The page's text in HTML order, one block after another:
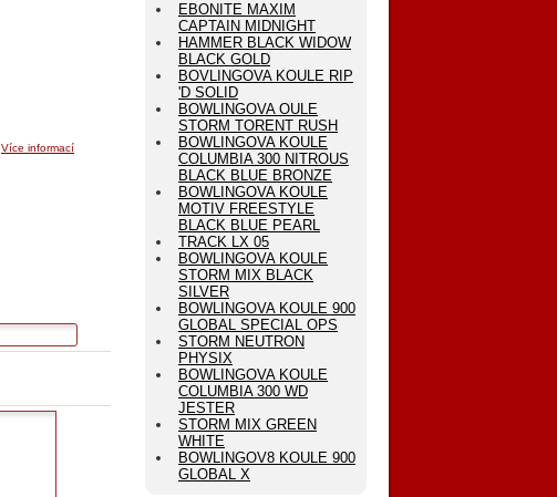
Více informací
EBONITE MAXIM
CAPTAIN MIDNIGHT
HAMMER BLACK WIDOW
BLACK GOLD
BOVLINGOVA KOULE RIP
'D SOLID
BOWLINGOVA OULE
STORM TORENT RUSH
BOWLINGOVA KOULE
COLUMBIA 300 NITROUS
BLACK BLUE BRONZE
BOWLINGOVA KOULE
MOTIV FREESTYLE
BLACK BLUE PEARL
TRACK LX 05
BOWLINGOVA KOULE
STORM MIX BLACK
SILVER
BOWLINGOVA KOULE 900
GLOBAL SPECIAL OPS
STORM NEUTRON
PHYSIX
BOWLINGOVA KOULE
COLUMBIA 300 WD
JESTER
STORM MIX GREEN
WHITE
BOWLINGOV8 KOULE 900
GLOBAL X